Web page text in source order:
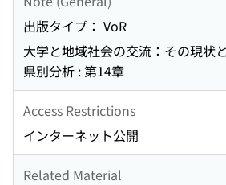
出版タイプ： VoR
大学と地域社会の交流：その現状
県別分析 : 第14章
Access Restrictions
インターネット公開
Related Material